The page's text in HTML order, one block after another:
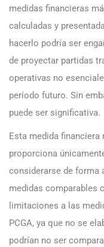
medidas financieras
calculadas y
hacerlo podría ser
de proyectar partidas
operativas no
período futuro. Sin
puede ser significativa.
Esta medida
proporciona
considerarse de forma
medidas comparables
limitaciones a las
PCGA, ya que no se
podrían no ser